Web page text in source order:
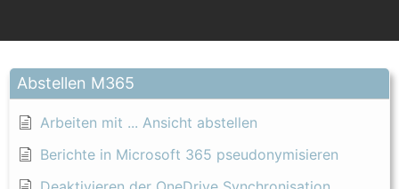
Abstellen M365
Arbeiten mit ... Ansicht abstellen
Berichte in Microsoft 365 pseudonymisieren